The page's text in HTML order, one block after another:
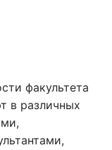
факультета
в различных